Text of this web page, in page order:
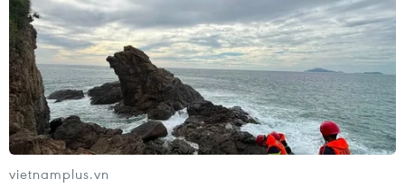
vietnamplus.vn